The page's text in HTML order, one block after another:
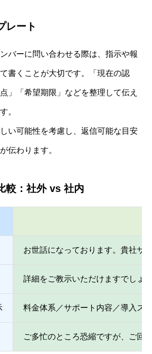
レート
バーに問い合わせる際は、指示や報
書くことが大切です。「現在の認
」「希望期限」などを整理して伝え
。
い可能性を考慮し、返信可能な目安
伝わります。
較：社外 vs 社内
お世話になっております。貴社サ
詳細をご教示いただけますでしょ
料金体系／サポート内容／導入ス
ご多忙のところ恐縮ですが、ご回